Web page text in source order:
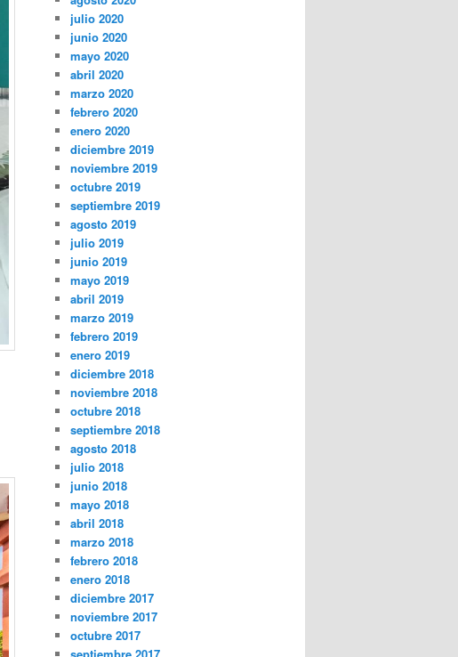
julio 2020
junio 2020
mayo 2020
abril 2020
marzo 2020
febrero 2020
enero 2020
diciembre 2019
noviembre 2019
octubre 2019
septiembre 2019
agosto 2019
julio 2019
junio 2019
mayo 2019
abril 2019
marzo 2019
febrero 2019
enero 2019
diciembre 2018
noviembre 2018
octubre 2018
septiembre 2018
agosto 2018
julio 2018
junio 2018
mayo 2018
abril 2018
marzo 2018
febrero 2018
enero 2018
diciembre 2017
noviembre 2017
octubre 2017